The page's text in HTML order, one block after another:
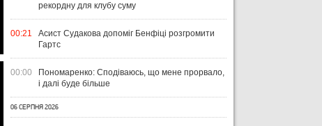
рекордну для клубу суму
00:21
Асист Судакова допоміг Бенфіці розгромити
Гартс
00:00
Пономаренко: Сподіваюсь, що мене прорвало,
і далі буде більше
06 СЕРПНЯ 2026